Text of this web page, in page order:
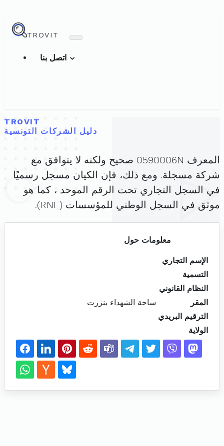
TROVIT
TROVIT
دليل الشركات التونسية
المعرف 0590006N صحيح ولكنه لا يتوافق مع
شركة مسجلة. ومع ذلك، فإن الكيان مسجل رسميًا
في السجل التجاري تحت الرقم الموحد ، كما هو
موثق في السجل الوطني للمؤسسات (RNE).
معلومات حول
الإسم التجاري
التسمية
النظام القانوني
المقر
ساحة الشهداء بنزرت
الترقيم البريدي
الولاية